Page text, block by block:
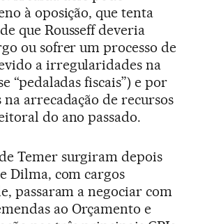
à oposição, que tenta
que Rousseff deveria
ou sofrer um processo de
a irregularidades na
“pedaladas fiscais”) e por
na arrecadação de recursos
do ano passado.
Temer surgiram depois
Dilma, com cargos
passaram a negociar com
ao Orçamento e